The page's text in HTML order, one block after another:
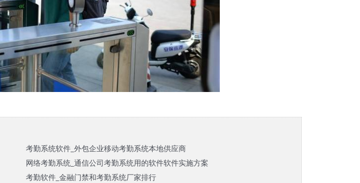
考勤系统软件_外包企业移动考勤系统本地供应商
网络考勤系统_通信公司考勤系统用的软件软件实施方案
考勤软件_金融门禁和考勤系统厂家排行